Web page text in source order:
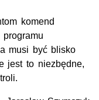
komend
musi być blisko
jest to niezbędne,